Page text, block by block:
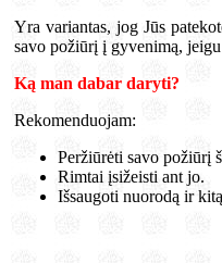
Yra variantas, jog Jūs
savo požiūrį į gyvenimą,
Ką man dabar daryti?
Rekomenduojam:
Peržiūrėti savo požiūrį
Rimtai įsižeisti ant jo.
Išsaugoti nuorodą ir